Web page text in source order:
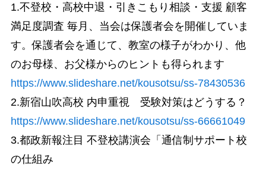
1.不登校・高校中退・引きこもり相談・支援 顧客
満足度調査 毎月、当会は保護者会を開催していま
す。保護者会を通じて、教室の様子がわかり、他
のお母様、お父様からのヒントも得られます
https://www.slideshare.net/kousotsu/ss-78430536
2.新宿山吹高校 内申重視 受験対策はどうする？
https://www.slideshare.net/kousotsu/ss-66661049
3.都政新報注目 不登校講演会「通信制サポート校
の仕組み